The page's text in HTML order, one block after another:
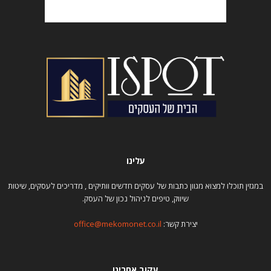
עלינו
במגזין תוכלו למצוא מגוון כתבות של עסקים חדשים וותיקים , מדריכים לעסקים, שיטות
שיווק, טיפים לניהול נכון של העסק.
יצירת קשר: office@mekomonet.co.il